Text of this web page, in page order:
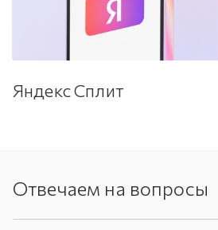
Яндекс Сплит
Отвечаем на вопросы